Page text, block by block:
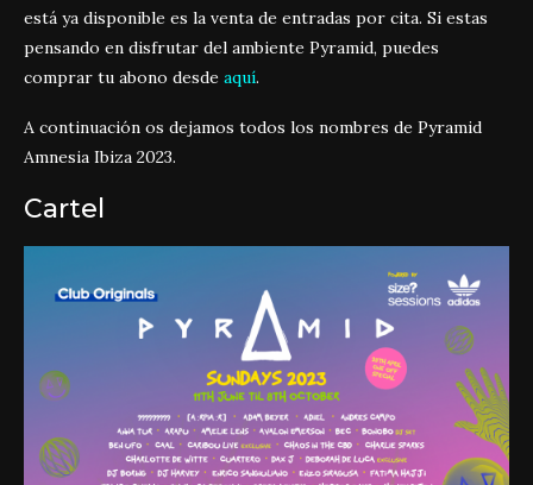
está ya disponible es la venta de entradas por cita. Si estas
pensando en disfrutar del ambiente Pyramid, puedes
comprar tu abono desde aquí.
A continuación os dejamos todos los nombres de Pyramid
Amnesia Ibiza 2023.
Cartel